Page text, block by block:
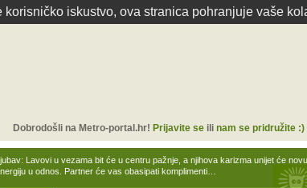
iskustvo, ova stranica pohranjuje vaše
Lavovi u vezama bit će u centru pažnje, a njihova karizma unijet će novu
u odnos. Partner će vas obasipati komplimenti…
Dobrodošli na Metro-portal.hr! Prijavite seili nam se pridružite :)